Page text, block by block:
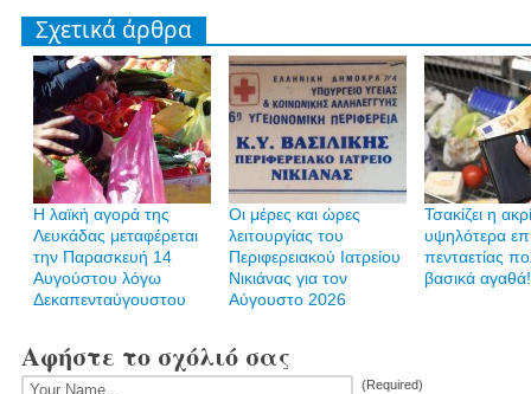
Σχετικά άρθρα
Η λαϊκή αγορά της
Λευκάδας μεταφέρεται
την Παρασκευή 14
Αυγούστου λόγω
Δεκαπενταύγουστου
Οι μέρες και ώρες
λειτουργίας του
Περιφερειακού Ιατρείου
Νικιάνας για τον
Αύγουστο 2026
Τσακίζει η
υψηλότερα
πενταετίας
βασικά αγαθά!
Αφήστε το σχόλιό σας
(Required)